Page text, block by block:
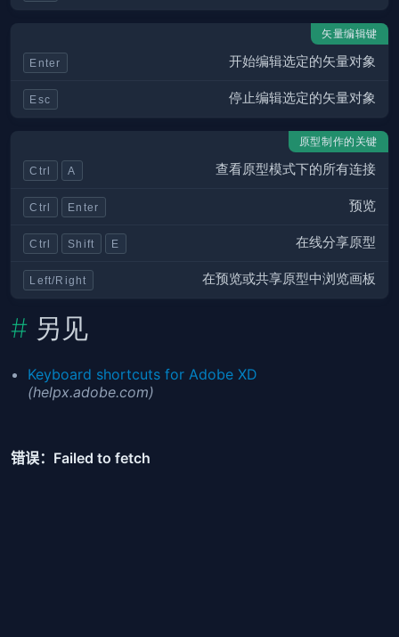
矢量编辑键
Enter 开始编辑选定的矢量对象
Esc 停止编辑选定的矢量对象
原型制作的关键
Ctrl A 查看原型模式下的所有连接
Ctrl Enter 预览
Ctrl Shift E 在线分享原型
Left/Right 在预览或共享原型中浏览画板
另见
Keyboard shortcuts for Adobe XD
(helpx.adobe.com)